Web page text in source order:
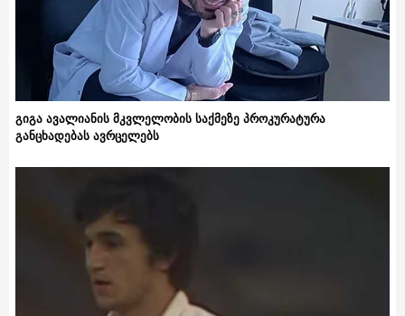
გიგა ავალიანის მკვლელობის საქმეზე პროკურატურა
განცხადებას ავრცელებს